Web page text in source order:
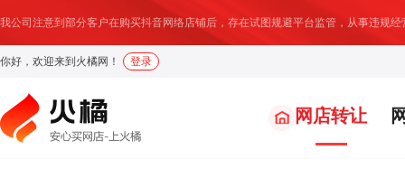
司注意到部分客户在购买抖音网络店铺后，存在试图规避平台监管，从事违规
你好，欢迎来到火橘网！ 登录
网店转让